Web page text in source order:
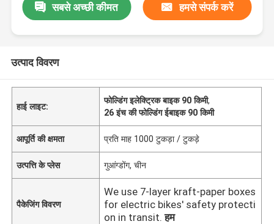
सबसे अच्छी कीमत हमसे संपर्क करें
उत्पाद विवरण
हाई लाइट:
फोल्डिंग इलेक्ट्रिक बाइक 90 किमी,
26 इंच की फोल्डिंग ईबाइक 90 किमी
आपूर्ति की क्षमता प्रति माह 1000 टुकड़ा / टुकड़े
उत्पत्ति के प्लेस गुआंग्डोंग, चीन
पैकेजिंग विवरण
We use 7-layer kraft-paper boxes
for electric bikes' safety protecti
on in transit. हम